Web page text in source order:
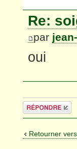
Re:
par
oui
Répondre
Retourner